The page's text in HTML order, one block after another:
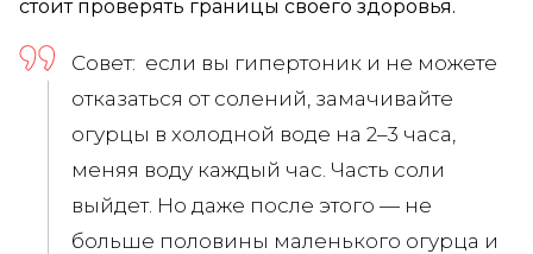
стоит проверять границы своего здоровья.
Совет: если вы гипертоник и не можете
отказаться от солений, замачивайте
огурцы в холодной воде на 2–3 часа,
меняя воду каждый час. Часть соли
выйдет. Но даже после этого — не
больше половины маленького огурца и